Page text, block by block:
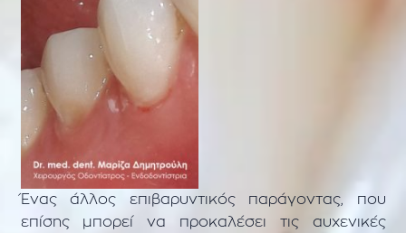
Ένας άλλος επιβαρυντικός παράγοντας, που
επίσης μπορεί να προκαλέσει τις αυχενικές